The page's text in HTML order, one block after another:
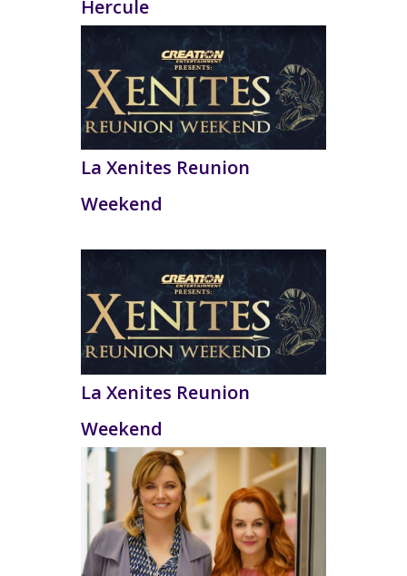
Hercule
La Xenites Reunion
Weekend
La Xenites Reunion
Weekend